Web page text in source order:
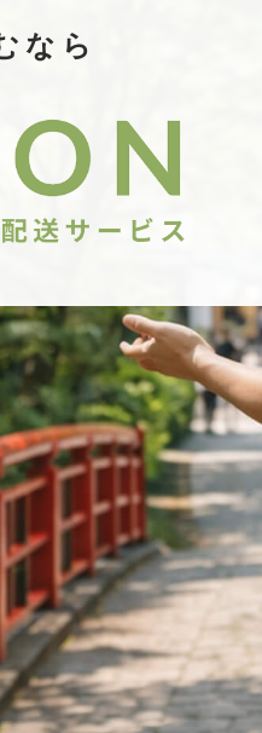
なら